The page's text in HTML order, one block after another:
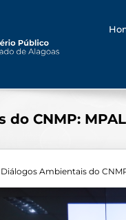
for:
do CNMP:
Diálogos Ambientais do